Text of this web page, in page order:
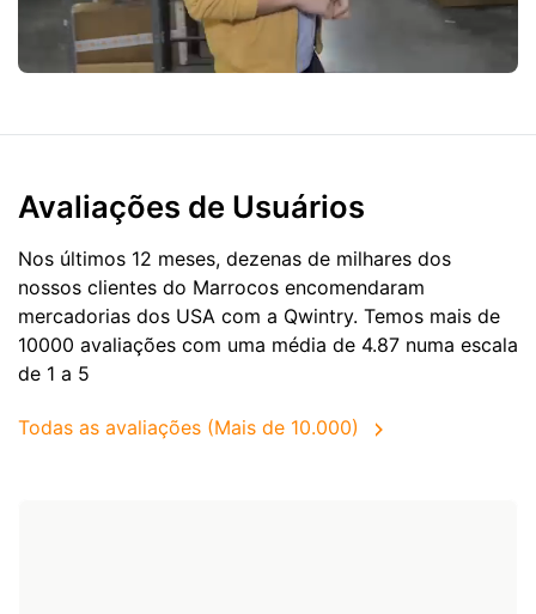
Avaliações de Usuários
Nos últimos 12 meses, dezenas de milhares dos
nossos clientes do Marrocos encomendaram
mercadorias dos USA com a Qwintry. Temos mais de
10000 avaliações com uma média de 4.87 numa escala
de 1 a 5
Todas as avaliações (Mais de 10.000)